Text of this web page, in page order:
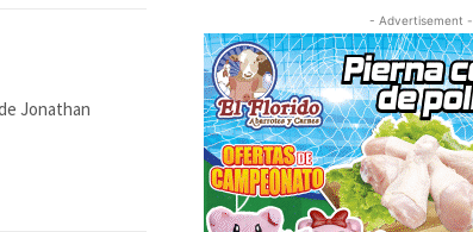
Jonathan
- Advertisement -